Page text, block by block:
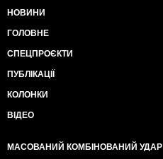
НОВИНИ
ГОЛОВНЕ
СПЕЦПРОЄКТИ
ПУБЛІКАЦІЇ
КОЛОНКИ
ВІДЕО
МАСОВАНИЙ КОМБІНОВАНИЙ УДАР